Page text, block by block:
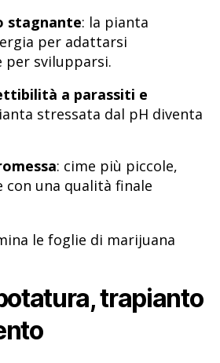
stagnante: la pianta
per adattarsi
per svilupparsi.
a parassiti e
stressata dal pH diventa
: cime più piccole,
con una qualità finale
trapianto